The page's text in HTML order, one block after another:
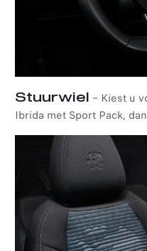
Stuurwiel – Kiest u
Ibrida met Sport Pack,
een stuurwiel bekleed
leder en Alcantara®